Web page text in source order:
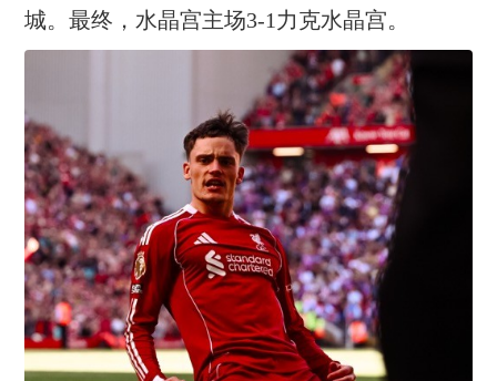
城。最终，水晶宫主场3-1力克水晶宫。